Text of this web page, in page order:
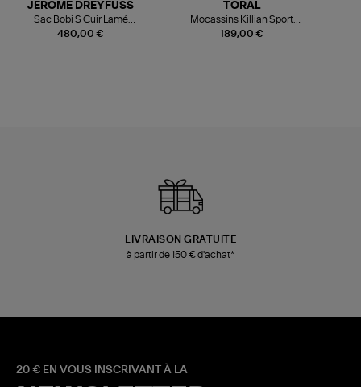
480,00 €
JEROME DREYFUSS
Sac Bobi S Cuir Lamé
Champagne
189,00 €
TORAL
Mocassins Killian Sport
Mousse
LIVRAISON GRATUITE
à partir de 150 € d'achat*
20 € EN VOUS INSCRIVANT À LA